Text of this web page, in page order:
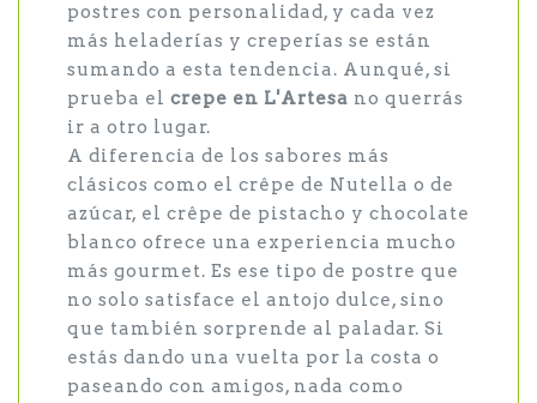
postres con personalidad, y cada vez
más heladerías y creperías se están
sumando a esta tendencia. Aunqué, si
prueba el crepe en L'Artesa no querrás
ir a otro lugar.
A diferencia de los sabores más
clásicos como el crêpe de Nutella o de
azúcar, el crêpe de pistacho y chocolate
blanco ofrece una experiencia mucho
más gourmet. Es ese tipo de postre que
no solo satisface el antojo dulce, sino
que también sorprende al paladar. Si
estás dando una vuelta por la costa o
paseando con amigos, nada como